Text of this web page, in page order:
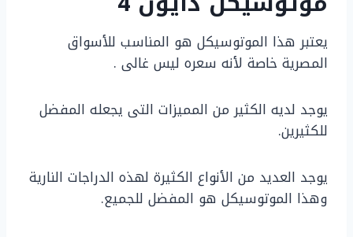
يعتبر هذا الموتوسيكل هو المناسب للأسواق
المصرية خاصة لأنه سعره ليس غالى .
يوجد لديه الكثير من المميزات التى يجعله المفضل
للكثيرين.
يوجد العديد من الأنواع الكثيرة لهذه الدراجات النارية
وهذا الموتوسيكل هو المفضل للجميع.